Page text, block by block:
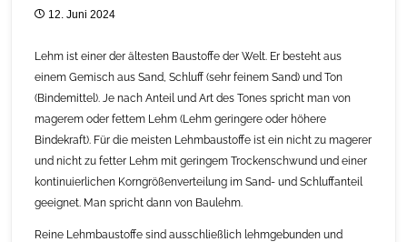
12. Juni 2024
Lehm ist einer der ältesten Baustoffe der Welt. Er besteht aus
einem Gemisch aus Sand, Schluff (sehr feinem Sand) und Ton
(Bindemittel). Je nach Anteil und Art des Tones spricht man von
magerem oder fettem Lehm (Lehm geringere oder höhere
Bindekraft). Für die meisten Lehmbaustoffe ist ein nicht zu magerer
und nicht zu fetter Lehm mit geringem Trockenschwund und einer
kontinuierlichen Korngrößenverteilung im Sand- und Schluffanteil
geeignet. Man spricht dann von Baulehm.
Reine Lehmbaustoffe sind ausschließlich lehmgebunden und